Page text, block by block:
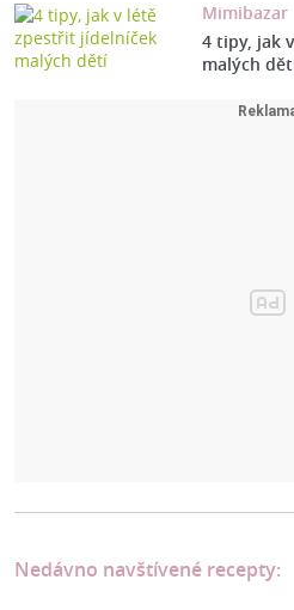
Mimibazar
4 tipy, jak
malých
Nedávno navštívené recepty: